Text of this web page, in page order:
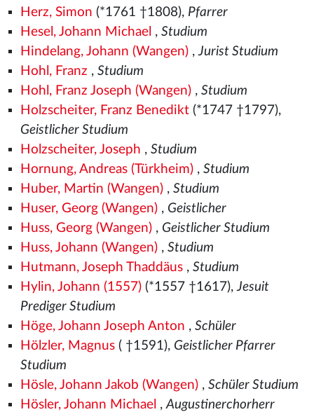
Herz, Simon (*1761 †1808), Pfarrer
Hesel, Johann Michael , Studium
Hindelang, Johann (Wangen),Jurist Studium
Hohl, Franz , Studium
Hohl, Franz Joseph (Wangen), Studium
Holzscheiter, Franz Benedikt(*1747 †1797),
Geistlicher Studium
Holzscheiter, Joseph , Studium
Hornung, Andreas (Türkheim), Studium
Huber, Martin (Wangen), Studium
Huser, Georg (Wangen), Geistlicher
Huss, Georg (Wangen), Geistlicher Studium
Huss, Johann (Wangen), Studium
Hutmann, Joseph Thaddäus, Studium
Hylin, Johann (1557)(*1557 †1617),Jesuit
Prediger Studium
Höge, Johann Joseph Anton , Schüler
Hölzler, Magnus( †1591), Geistlicher Pfarrer
Studium
Hösle, Johann Jakob (Wangen), Schüler Studium
Hösler, Johann Michael ,Augustinerchorherr